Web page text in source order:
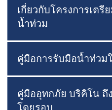
เกี่ยวกับโครงการเต
น้ำท่วม
คู่มือการรับมือน้ำท่วม
คู่มืออุทกภัย บริคิโน ถึ